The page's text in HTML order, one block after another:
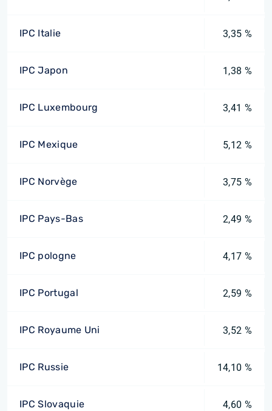
IPC Italie 3,35 %
IPC Japon 1,38 %
IPC Luxembourg 3,41 %
IPC Mexique 5,12 %
IPC Norvège 3,75 %
IPC Pays-Bas 2,49 %
IPC pologne 4,17 %
IPC Portugal 2,59 %
IPC Royaume Uni 3,52 %
IPC Russie 14,10 %
IPC Slovaquie 4,60 %